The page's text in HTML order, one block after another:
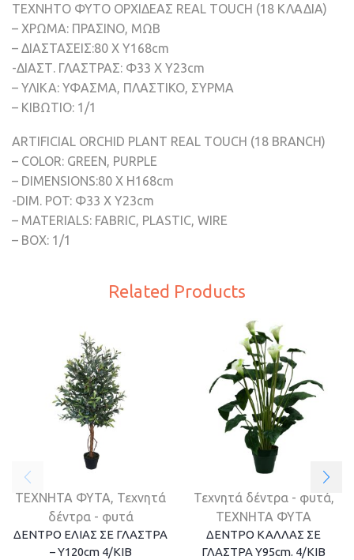
TEXNHTO ΦΥΤΟ ΟΡΧΙΔΕΑΣ REAL TOUCH (18 ΚΛΑΔΙΑ)
– ΧΡΩΜΑ: ΠΡΑΣΙΝΟ, ΜΩΒ
– ΔΙΑΣΤΑΣΕΙΣ:80 Χ Υ168cm
-ΔΙΑΣΤ. ΓΛΑΣΤΡΑΣ: Φ33 Χ Υ23cm
– ΥΛΙΚΑ: ΥΦΑΣΜΑ, ΠΛΑΣΤΙΚΟ, ΣΥΡΜΑ
– ΚΙΒΩΤΙΟ: 1/1
ARTIFICIAL ORCHID PLANT REAL TOUCH (18 BRANCH)
– COLOR: GREEN, PURPLE
– DIMENSIONS:80 Χ H168cm
-DIM. POT: Φ33 Χ Υ23cm
– MATERIALS: FABRIC, PLASTIC, WIRE
– BOX: 1/1
Related Products
ΤΕΧΝΗΤΑ ΦΥΤΑ, Τεχνητά
δέντρα - φυτά
ΔΕΝΤΡΟ ΕΛΙΑΣ ΣΕ ΓΛΑΣΤΡΑ
– Y120cm 4/ΚΙΒ
Τεχνητά δέντρα - φυτά,
ΤΕΧΝΗΤΑ ΦΥΤΑ
ΔΕΝΤΡΟ ΚΑΛΛΑΣ ΣΕ
ΓΛΑΣΤΡΑ Y95cm. 4/KIB